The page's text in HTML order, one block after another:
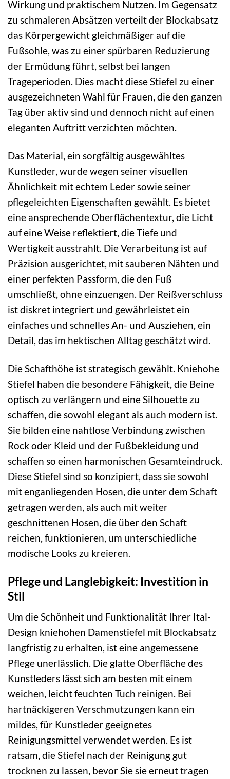
Wirkung und praktischem Nutzen. Im Gegensatz
zu schmaleren Absätzen verteilt der Blockabsatz
das Körpergewicht gleichmäßiger auf die
Fußsohle, was zu einer spürbaren Reduzierung
der Ermüdung führt, selbst bei langen
Trageperioden. Dies macht diese Stiefel zu einer
ausgezeichneten Wahl für Frauen, die den ganzen
Tag über aktiv sind und dennoch nicht auf einen
eleganten Auftritt verzichten möchten.
Das Material, ein sorgfältig ausgewähltes
Kunstleder, wurde wegen seiner visuellen
Ähnlichkeit mit echtem Leder sowie seiner
pflegeleichten Eigenschaften gewählt. Es bietet
eine ansprechende Oberflächentextur, die Licht
auf eine Weise reflektiert, die Tiefe und
Wertigkeit ausstrahlt. Die Verarbeitung ist auf
Präzision ausgerichtet, mit sauberen Nähten und
einer perfekten Passform, die den Fuß
umschließt, ohne einzuengen. Der Reißverschluss
ist diskret integriert und gewährleistet ein
einfaches und schnelles An- und Ausziehen, ein
Detail, das im hektischen Alltag geschätzt wird.
Die Schafthöhe ist strategisch gewählt. Kniehohe
Stiefel haben die besondere Fähigkeit, die Beine
optisch zu verlängern und eine Silhouette zu
schaffen, die sowohl elegant als auch modern ist.
Sie bilden eine nahtlose Verbindung zwischen
Rock oder Kleid und der Fußbekleidung und
schaffen so einen harmonischen Gesamteindruck.
Diese Stiefel sind so konzipiert, dass sie sowohl
mit enganliegenden Hosen, die unter dem Schaft
getragen werden, als auch mit weiter
geschnittenen Hosen, die über den Schaft
reichen, funktionieren, um unterschiedliche
modische Looks zu kreieren.
Pflege und Langlebigkeit: Investition in
Stil
Um die Schönheit und Funktionalität Ihrer Ital-
Design kniehohen Damenstiefel mit Blockabsatz
langfristig zu erhalten, ist eine angemessene
Pflege unerlässlich. Die glatte Oberfläche des
Kunstleders lässt sich am besten mit einem
weichen, leicht feuchten Tuch reinigen. Bei
hartnäckigeren Verschmutzungen kann ein
mildes, für Kunstleder geeignetes
Reinigungsmittel verwendet werden. Es ist
ratsam, die Stiefel nach der Reinigung gut
trocknen zu lassen, bevor Sie sie erneut tragen